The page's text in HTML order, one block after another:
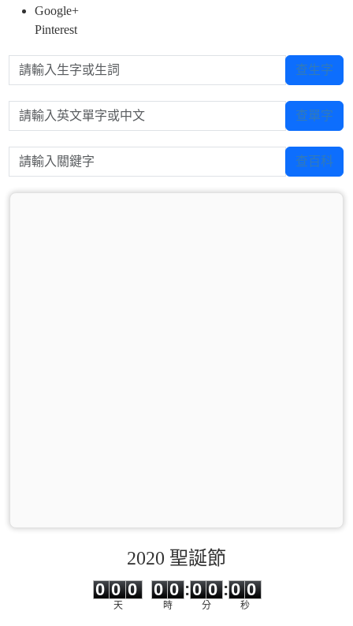
Google+
Pinterest
請輸入生字或生詞 查生字
請輸入英文單字或中文 查單字
請輸入關鍵字 查百科
2020 聖誕節
0 0 0
天
0
0
0
時
:
0
0
0
0
分
:0 0
秒